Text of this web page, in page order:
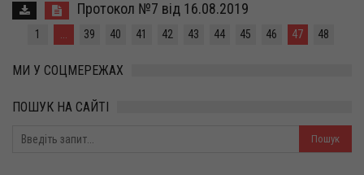
Протокол №7 від 16.08.2019
1 39 40 41 42 43 44 45 46 47 48
МИ У СОЦМЕРЕЖАХ
ПОШУК НА САЙТІ